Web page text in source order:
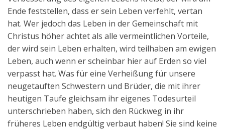
Ende feststellen, dass er sein Leben verfehlt, vertan
hat. Wer jedoch das Leben in der Gemeinschaft mit
Christus höher achtet als alle vermeintlichen Vorteile,
der wird sein Leben erhalten, wird teilhaben am ewigen
Leben, auch wenn er scheinbar hier auf Erden so viel
verpasst hat. Was für eine Verheißung für unsere
neugetauften Schwestern und Brüder, die mit ihrer
heutigen Taufe gleichsam ihr eigenes Todesurteil
unterschrieben haben, sich den Rückweg in ihr
früheres Leben endgültig verbaut haben! Sie sind keine